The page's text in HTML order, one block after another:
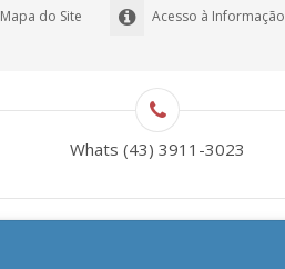
Acesso à Informação
Mapa do Site
Whats (43) 3911-3023